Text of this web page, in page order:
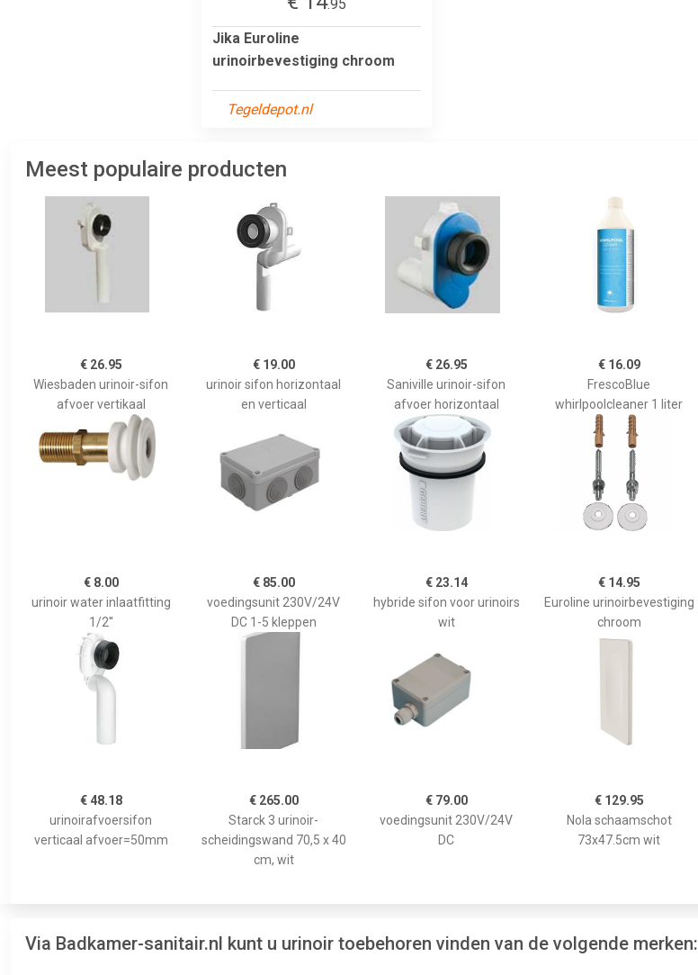
.95
Jika Euroline
urinoirbevestiging chroom
Tegeldepot.nl
Meest populaire producten
€ 26.95
Wiesbaden urinoir-sifon
afvoer vertikaal
€ 19.00
urinoir sifon horizontaal
en verticaal
€ 26.95
Saniville urinoir-sifon
afvoer horizontaal
€ 16.09
FrescoBlue
whirlpoolcleaner 1 liter
€ 8.00
urinoir water inlaatfitting
1/2''
€ 85.00
voedingsunit 230V/24V
DC 1-5 kleppen
€ 23.14
hybride sifon voor urinoirs
wit
€ 14.95
Euroline urinoirbevestiging
chroom
€ 48.18
urinoirafvoersifon
verticaal afvoer=50mm
€ 265.00
Starck 3 urinoir-
scheidingswand 70,5 x 40
cm, wit
€ 79.00
voedingsunit 230V/24V
DC
€ 129.95
Nola schaamschot
73x47.5cm wit
Via Badkamer-sanitair.nl kunt u urinoir toebehoren vinden van de volgende merken: